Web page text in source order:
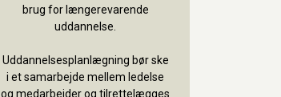
brug for længerevarende
uddannelse.
Uddannelsesplanlægning bør ske
i et samarbejde mellem ledelse
og medarbejder og tilrettelægges